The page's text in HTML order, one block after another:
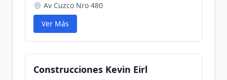
Av Cuzco Nro 480
Ver Más
Construcciones Kevin Eirl